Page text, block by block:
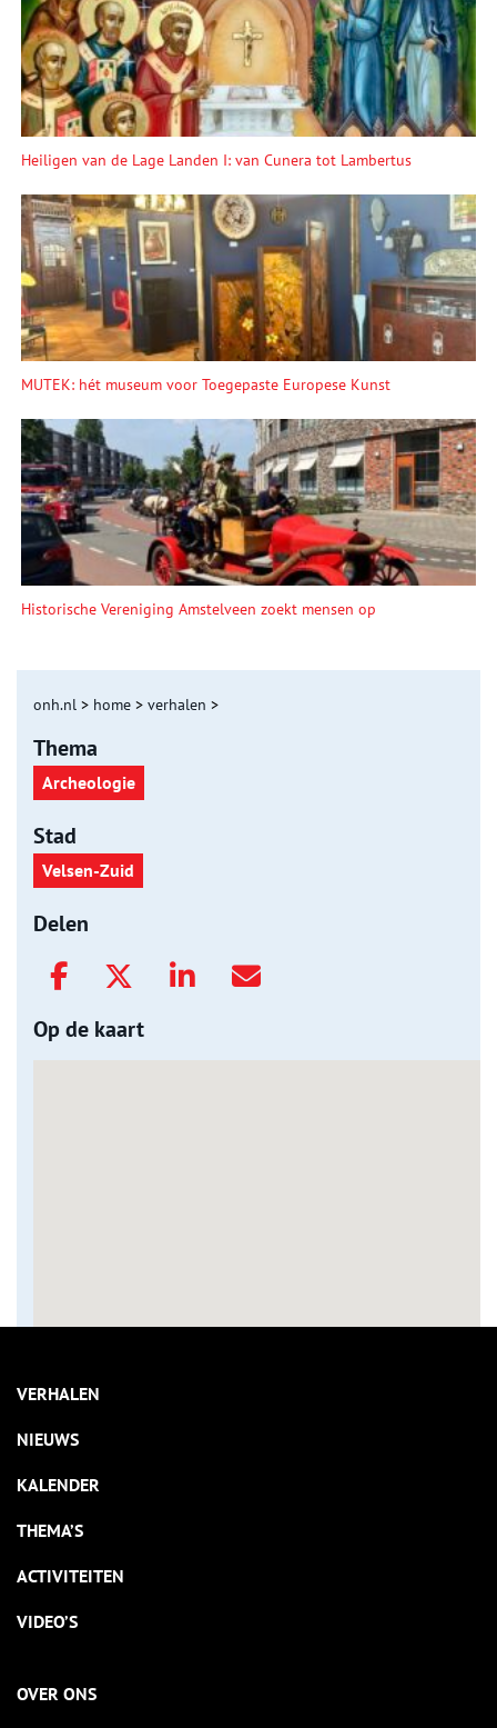
Heiligen van de Lage Landen I: van Cunera tot Lambertus
MUTEK: hét museum voor Toegepaste Europese Kunst
Historische Vereniging Amstelveen zoekt mensen op
onh.nl > home > verhalen >
Thema
Archeologie
Stad
Velsen-Zuid
Delen
Op de kaart
VERHALEN
NIEUWS
KALENDER
THEMA’S
ACTIVITEITEN
VIDEO’S
OVER ONS